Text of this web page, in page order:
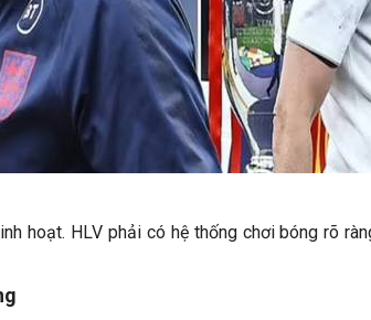
hoạt. HLV phải có hệ thống chơi bóng rõ